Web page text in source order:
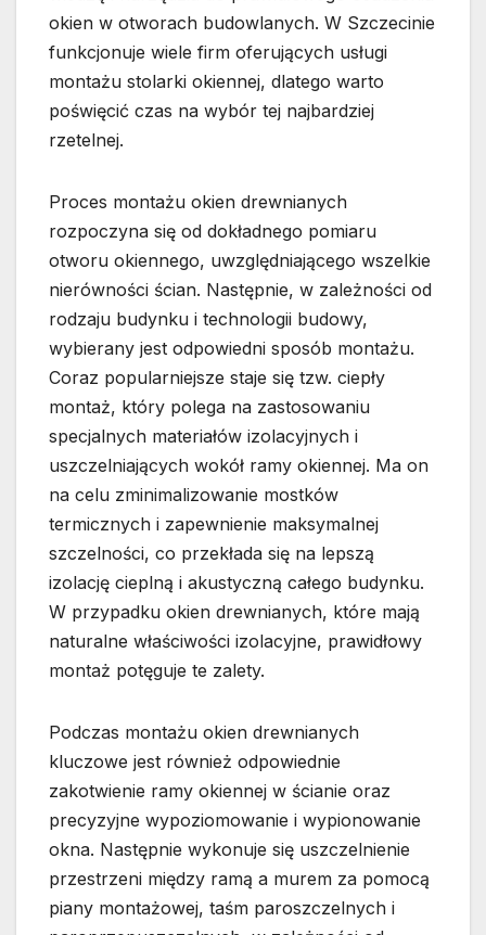
okien w otworach budowlanych. W Szczecinie
funkcjonuje wiele firm oferujących usługi
montażu stolarki okiennej, dlatego warto
poświęcić czas na wybór tej najbardziej
rzetelnej.
Proces montażu okien drewnianych
rozpoczyna się od dokładnego pomiaru
otworu okiennego, uwzględniającego wszelkie
nierówności ścian. Następnie, w zależności od
rodzaju budynku i technologii budowy,
wybierany jest odpowiedni sposób montażu.
Coraz popularniejsze staje się tzw. ciepły
montaż, który polega na zastosowaniu
specjalnych materiałów izolacyjnych i
uszczelniających wokół ramy okiennej. Ma on
na celu zminimalizowanie mostków
termicznych i zapewnienie maksymalnej
szczelności, co przekłada się na lepszą
izolację cieplną i akustyczną całego budynku.
W przypadku okien drewnianych, które mają
naturalne właściwości izolacyjne, prawidłowy
montaż potęguje te zalety.
Podczas montażu okien drewnianych
kluczowe jest również odpowiednie
zakotwienie ramy okiennej w ścianie oraz
precyzyjne wypoziomowanie i wypionowanie
okna. Następnie wykonuje się uszczelnienie
przestrzeni między ramą a murem za pomocą
piany montażowej, taśm paroszczelnych i